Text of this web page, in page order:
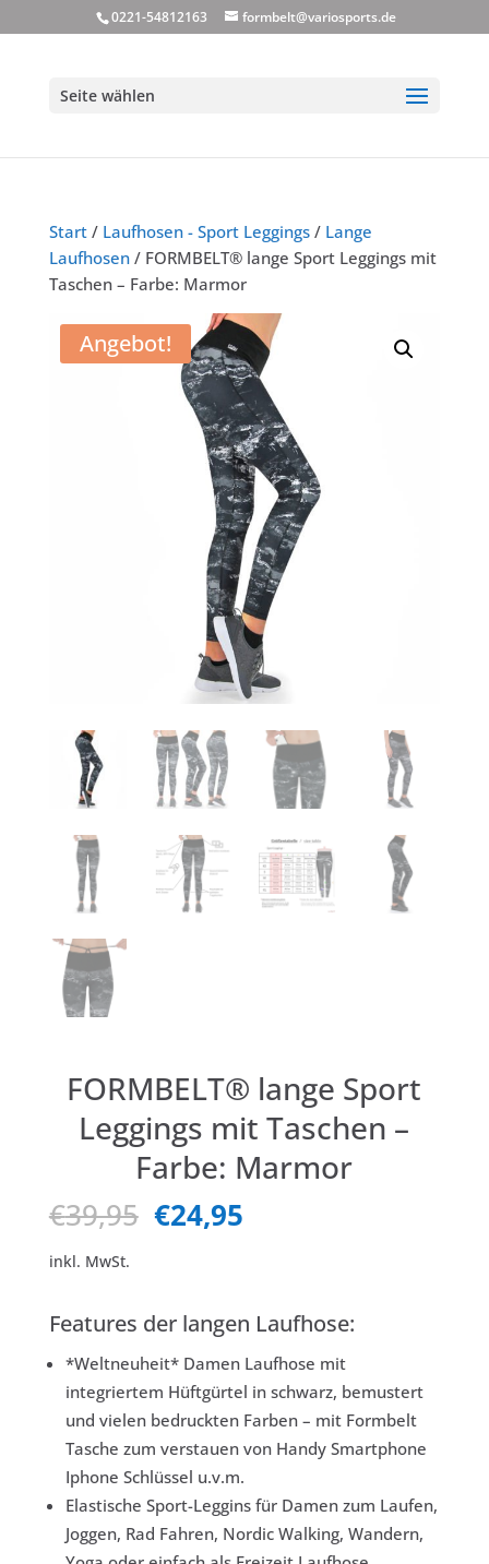
0221-54812163 formbelt@variosports.de
Seite wählen
Start/ Laufhosen - Sport Leggings/ Lange
Laufhosen/ FORMBELT® lange Sport Leggings mit
Taschen – Farbe: Marmor
Angebot!
FORMBELT® lange Sport
Leggings mit Taschen –
Farbe: Marmor
€39,95 Ursprünglicher
Preis
€24,95Aktueller
inkl. MwSt.
Features der langen Laufhose:
*Weltneuheit* Damen Laufhose mit
integriertem Hüftgürtel in schwarz, bemustert
und vielen bedruckten Farben – mit Formbelt
Tasche zum verstauen von Handy Smartphone
Iphone Schlüssel u.v.m.
Elastische Sport-Leggins für Damen zum Laufen,
Joggen, Rad Fahren, Nordic Walking, Wandern,